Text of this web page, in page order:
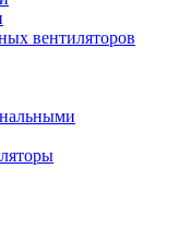
вентиляторов